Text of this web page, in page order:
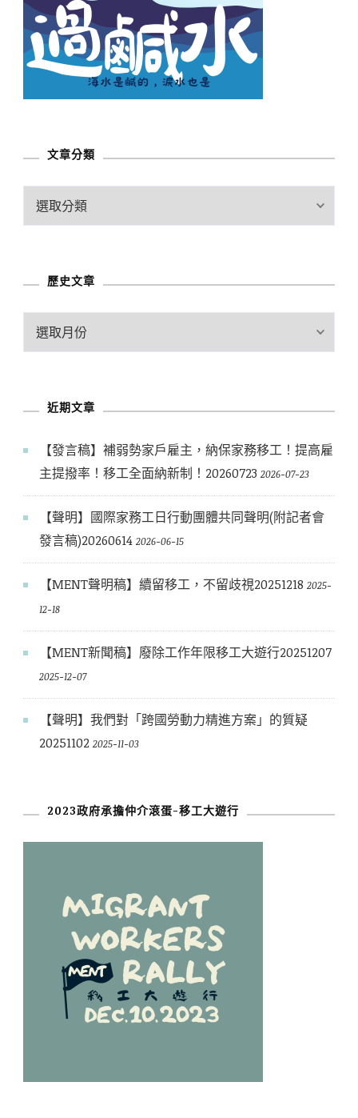
文章分類
歷史文章
近期文章
【發言稿】補弱勢家戶雇主，納保家務移工！提高雇
主提撥率！移工全面納新制！20260723 2026-07-23
【聲明】國際家務工日行動團體共同聲明(附記者會
發言稿)20260614 2026-06-15
【MENT聲明稿】續留移工，不留歧視20251218 2025-
12-18
【MENT新聞稿】廢除工作年限移工大遊行20251207
2025-12-07
【聲明】我們對「跨國勞動力精進方案」的質疑
20251102 2025-11-03
2023政府承擔仲介滾蛋-移工大遊行